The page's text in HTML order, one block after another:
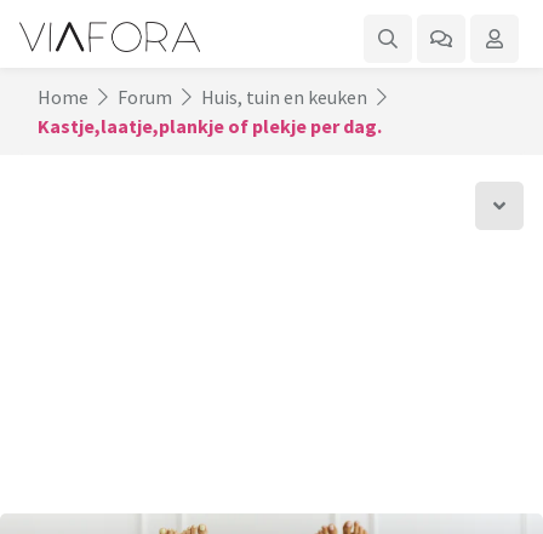
Home Forum
Huis, tuin en keuken
Kastje,laatje,plankje of plekje per dag.